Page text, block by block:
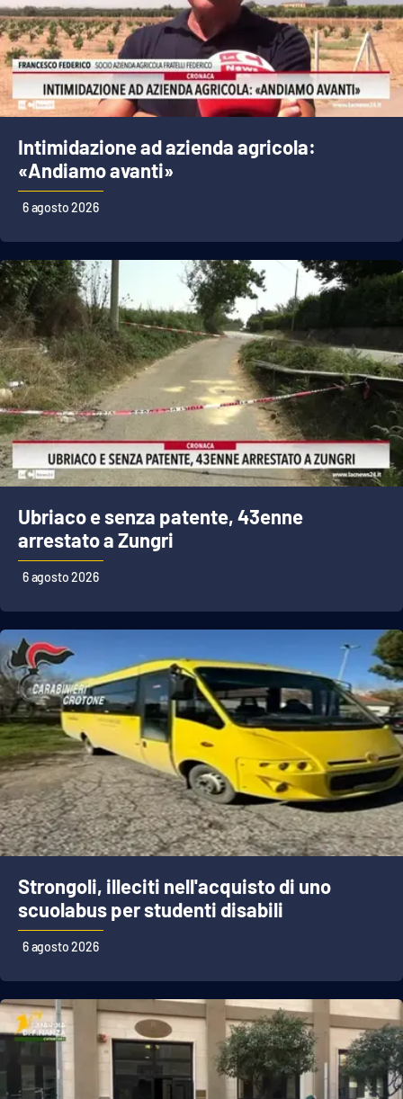
Intimidazione ad azienda agricola:
«Andiamo avanti»
6 agosto 2026
Ubriaco e senza patente, 43enne
arrestato a Zungri
6 agosto 2026
Strongoli, illeciti nell'acquisto di uno
scuolabus per studenti disabili
6 agosto 2026